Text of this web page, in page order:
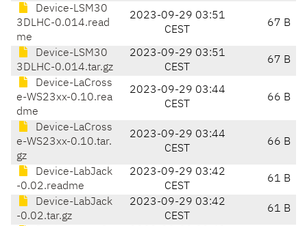
Device-LSM30
3DLHC-0.014.read
me
2023-09-29 03:51
CEST
67 B
Device-LSM30
3DLHC-0.014.tar.gz
2023-09-29 03:51
CEST
67 B
Device-LaCross
e-WS23xx-0.10.rea
dme
2023-09-29 03:44
CEST
66 B
Device-LaCross
e-WS23xx-0.10.tar.
gz
2023-09-29 03:44
CEST
66 B
Device-LabJack
-0.02.readme
2023-09-29 03:42
CEST
61 B
Device-LabJack
-0.02.tar.gz
2023-09-29 03:42
CEST
61 B